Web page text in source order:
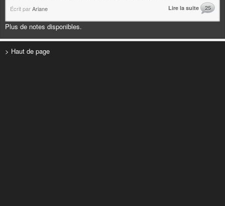
Écrit parAriane Lire la suite 25
Plus de notes disponibles.
> Haut de page